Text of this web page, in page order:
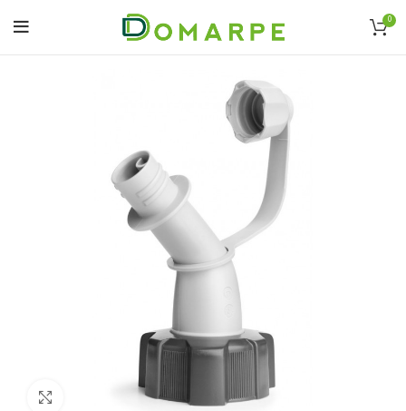
0
Click to enlarge